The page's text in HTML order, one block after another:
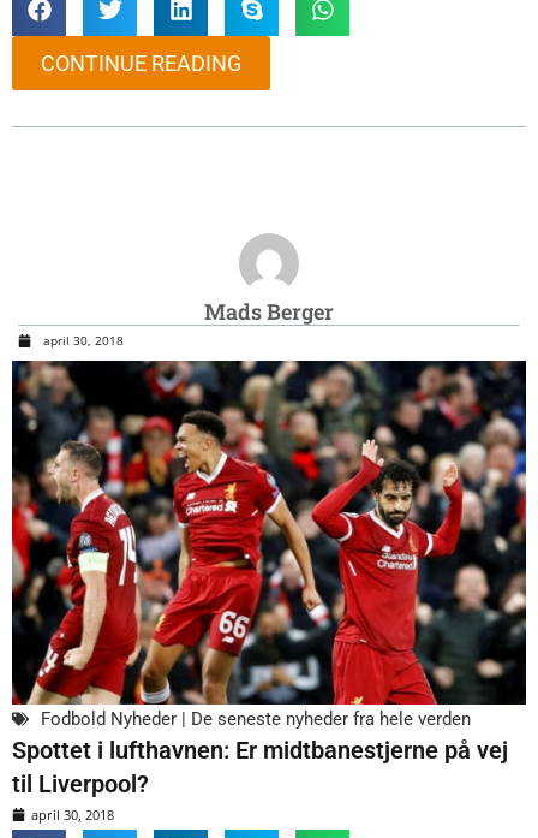
CONTINUE READING
Mads Berger
april 30, 2018
Fodbold Nyheder | De seneste nyheder fra hele verden
Spottet i lufthavnen: Er midtbanestjerne på vej
til Liverpool?
april 30, 2018